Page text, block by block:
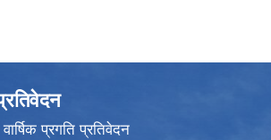
वार्षिक प्रगति प्रतिवेदन